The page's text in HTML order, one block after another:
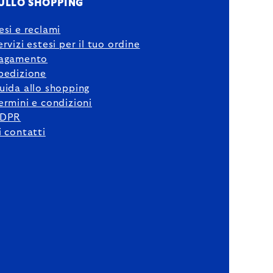
SHOPPING
e reclami
estesi per il tuo ordine
allo shopping
e condizioni
contatti